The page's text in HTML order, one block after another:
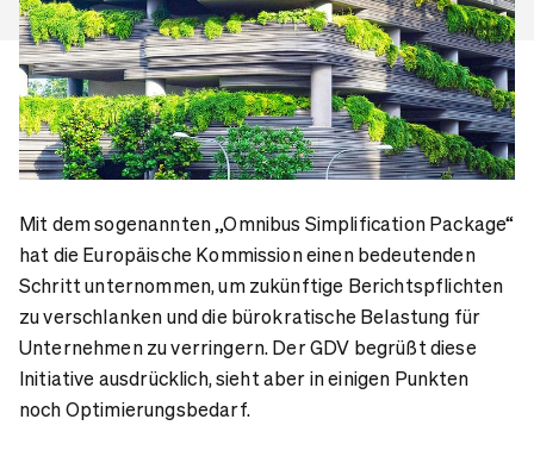
Mit dem sogenannten „Omnibus Simplification Package“
hat die Europäische Kommission einen bedeutenden
Schritt unternommen, um zukünftige Berichtspflichten
zu verschlanken und die bürokratische Belastung für
Unternehmen zu verringern. Der GDV begrüßt diese
Initiative ausdrücklich, sieht aber in einigen Punkten
noch Optimierungsbedarf.